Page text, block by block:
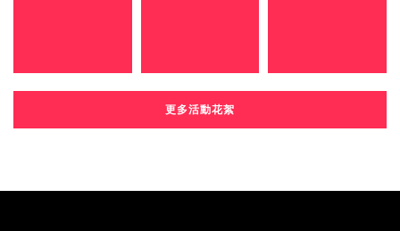
更多活動花絮